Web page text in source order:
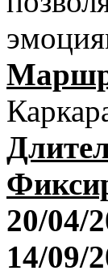
20/04/
14/09/